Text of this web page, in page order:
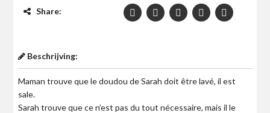
Share:
Beschrijving:
Maman trouve que le doudou de Sarah doit être lavé, il est
sale.
Sarah trouve que ce n’est pas du tout nécessaire, mais il le